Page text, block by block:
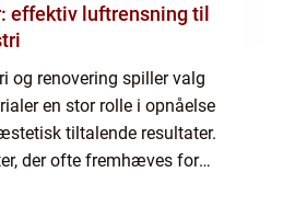
effektiv luftrensning til
og renovering spiller valg
en stor rolle i opnåelse
tiltalende resultater.
der ofte fremhæves for